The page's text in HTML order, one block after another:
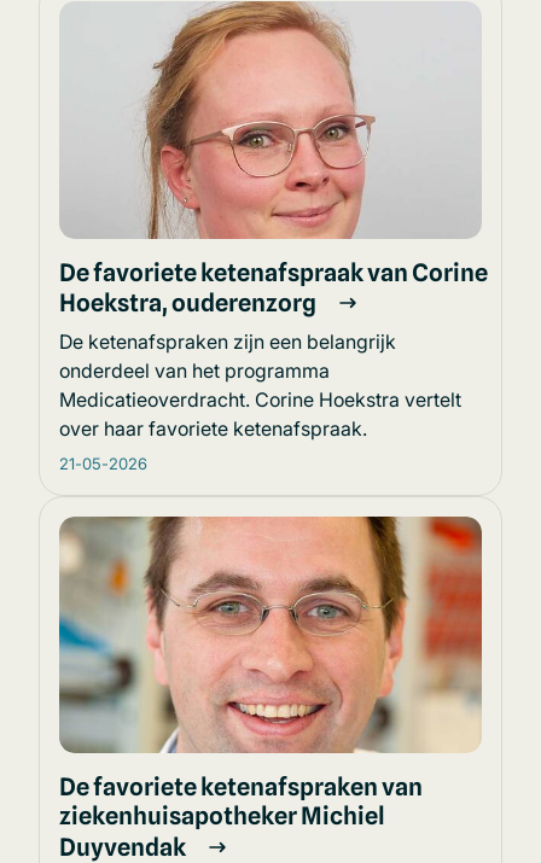
De favoriete ketenafspraak van Corine
Hoekstra, ouderenzorg
De ketenafspraken zijn een belangrijk
onderdeel van het programma
Medicatieoverdracht. Corine Hoekstra vertelt
over haar favoriete ketenafspraak.
21-05-2026
De favoriete ketenafspraken van
ziekenhuisapotheker Michiel
Duyvendak